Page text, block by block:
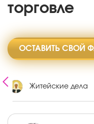
торговле
ОСТАВИТЬ СВОЙ
Житейские дела